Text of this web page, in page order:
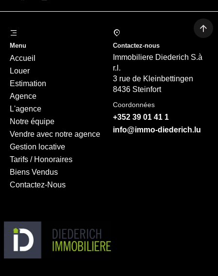
Menu
Accueil
Louer
Estimation
Agence
L'agence
Notre équipe
Vendre avec notre agence
Gestion locative
Tarifs / Honoraires
Biens Vendus
Contactez-Nous
Contactez-nous
Immobiliere Diederich S.à
r.l.
3 rue de Kleinbettingen
8436 Steinfort
Coordonnées
+352 39 01 41 1
info@immo-diederich.lu